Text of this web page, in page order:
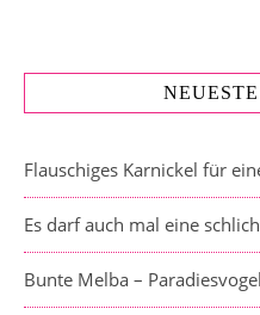
Flauschiges Karnickel für
Es darf auch mal eine
Bunte Melba –